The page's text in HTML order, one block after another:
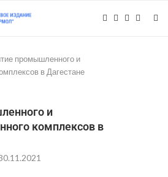
промышленного и
в Дагестане
и
комплексов в